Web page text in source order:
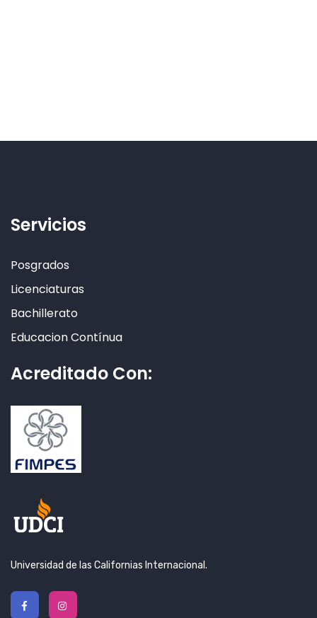
Servicios
Posgrados
Licenciaturas
Bachillerato
Educacion Contínua
Acreditado Con:
Universidad de las Californias Internacional.